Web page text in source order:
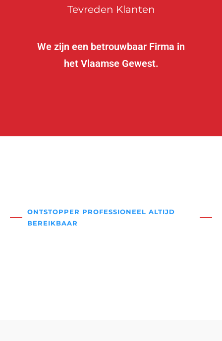
Tevreden Klanten
We zijn een betrouwbaar Firma in
het Vlaamse Gewest.
ONTSTOPPER PROFESSIONEEL ALTIJD
BEREIKBAAR